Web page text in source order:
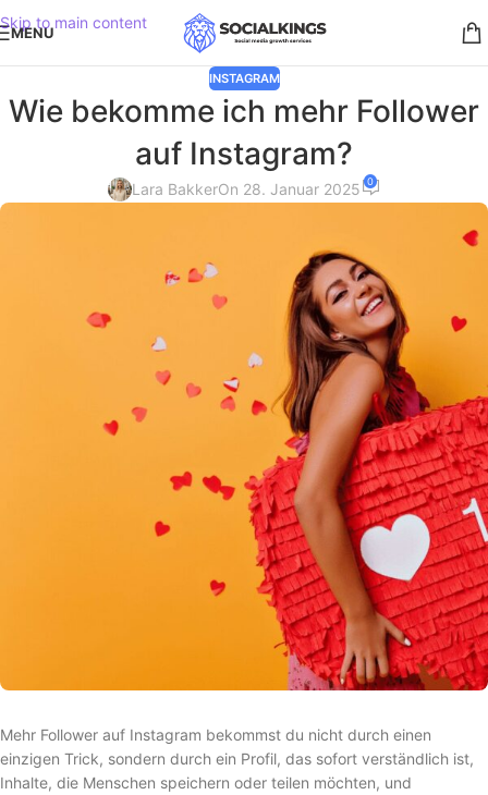
Skip to main content
MENU
INSTAGRAM
Wie bekomme ich mehr Follower
auf Instagram?
Lara BakkerOn 28. Januar 2025 0
Mehr Follower auf Instagram bekommst du nicht durch einen
einzigen Trick, sondern durch ein Profil, das sofort verständlich ist,
Inhalte, die Menschen speichern oder teilen möchten, und